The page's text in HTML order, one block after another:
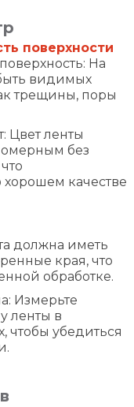
поверхности
На
видимых
трещины, поры
Цвет ленты
без
хорошем качестве
должна иметь
края, что
обработке.
Измерьте
ленты в
чтобы убедиться